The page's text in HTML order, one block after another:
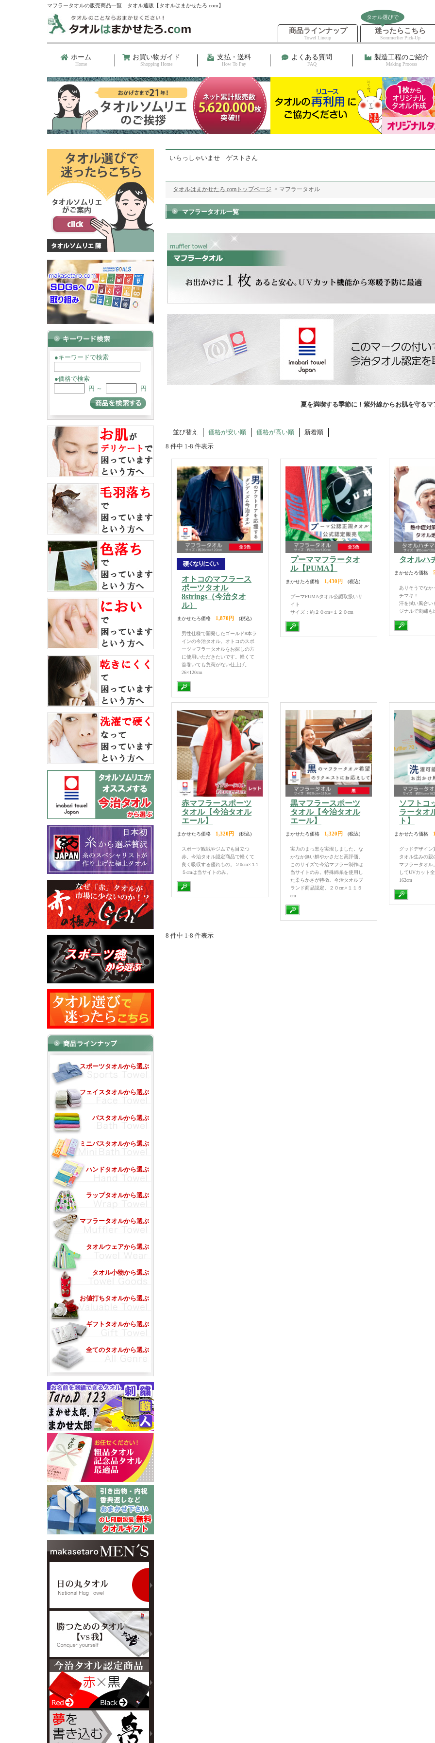
マフラータオルの販売商品一覧 タオル通販【タオルはまかせたろ.com】
商品ラインナップ
Towel Lineup
迷ったらこちら
Sommerlier Pick-Up
タオル選びで
ホーム
Home
お買い物ガイド
Shopping Home
支払・送料
How To Pay
よくある質問
FAQ
製造工程のご紹介
Making Process
●キーワードで検索
●価格で検索
円 ～
円
スポーツタオルから選ぶ
フェイスタオルから選ぶ
バスタオルから選ぶ
ミニバスタオルから選ぶ
ハンドタオルから選ぶ
ラップタオルから選ぶ
マフラータオルから選ぶ
タオルウェアから選ぶ
タオル小物から選ぶ
お値打ちタオルから選ぶ
ギフトタオルから選ぶ
全てのタオルから選ぶ
いらっしゃいませ ゲストさん
タオルはまかせたろ.comトップページ > マフラータオル
マフラータオル一覧
夏を満喫する季節に！紫外線からお肌を守るマ
並び替え 価格が安い順 価格が高い順
新着順
8 件中 1-8 件表示
オトコのマフラース
ポーツタオル
8strings（今治タオ
ル）
まかせたろ価格 1,870円 (税込)
男性仕様で開発したゴールド8本ラ
インの今治タオル。オトコのスポ
ーツマフラータオルをお探しの方
に使用いただきたいです。軽くて
首巻いても負荷がない仕上げ。
26×120cm
プーママフラータオ
ル【PUMA】
まかせたろ価格 1,430円 (税込)
プーマPUMAタオル公認取扱いサ
イト
サイズ：約２０cm×１２０cm
タオルハ
まかせたろ価格
ありそうでなか
チマキ！
汗を拭い風合い
ジナルで刺繍も
赤マフラースポーツ
タオル【今治タオル
エール】
まかせたろ価格 1,320円 (税込)
スポーツ観戦やジムでも目立つ
赤。今治タオル認定商品で軽くて
良く吸収する優れもの。２0cm×１1
５cmは当サイトのみ。
黒マフラースポーツ
タオル【今治タオル
エール】
まかせたろ価格 1,320円 (税込)
実力のまっ黒を実現しました。な
かなか無い鮮やかさだと高評価。
このサイズで今治マフラー制作は
当サイトのみ。特殊綿糸を使用し
た柔らかさが特徴。今治タオルブ
ランド商品認定。２０cm×１１５
cm
ソフトコ
ラータオ
ト】
まかせたろ価格
グッドデザイン
タオル生みの親
マフラータオル
してUVカット
162cm
8 件中 1-8 件表示